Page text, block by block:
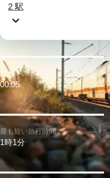
2 駅
最も短い旅行時間：
1時1分
最も早い出発：
00:05